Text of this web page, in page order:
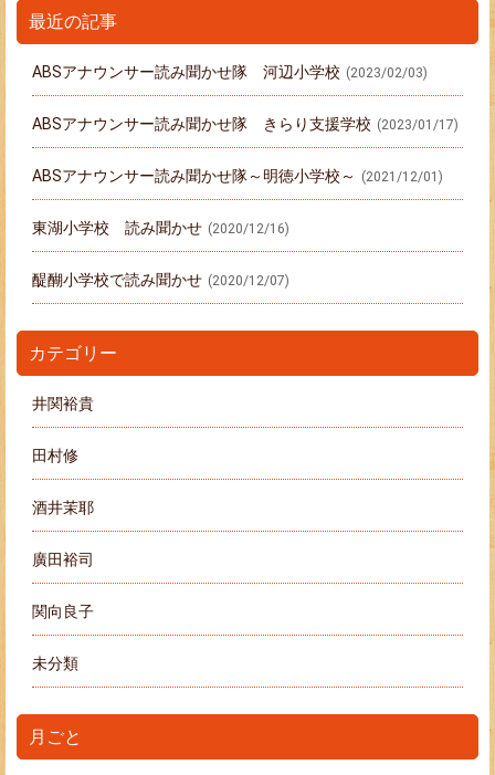
最近の記事
ABSアナウンサー読み聞かせ隊 河辺小学校 (2023/02/03)
ABSアナウンサー読み聞かせ隊 きらり支援学校 (2023/01/17)
ABSアナウンサー読み聞かせ隊～明徳小学校～ (2021/12/01)
東湖小学校 読み聞かせ (2020/12/16)
醍醐小学校で読み聞かせ (2020/12/07)
カテゴリー
井関裕貴
田村修
酒井茉耶
廣田裕司
関向良子
未分類
月ごと